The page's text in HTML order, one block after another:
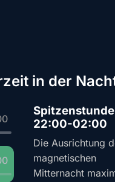
in der
22:00-02:00
Die Ausrichtung
magnetischen
Mitternacht